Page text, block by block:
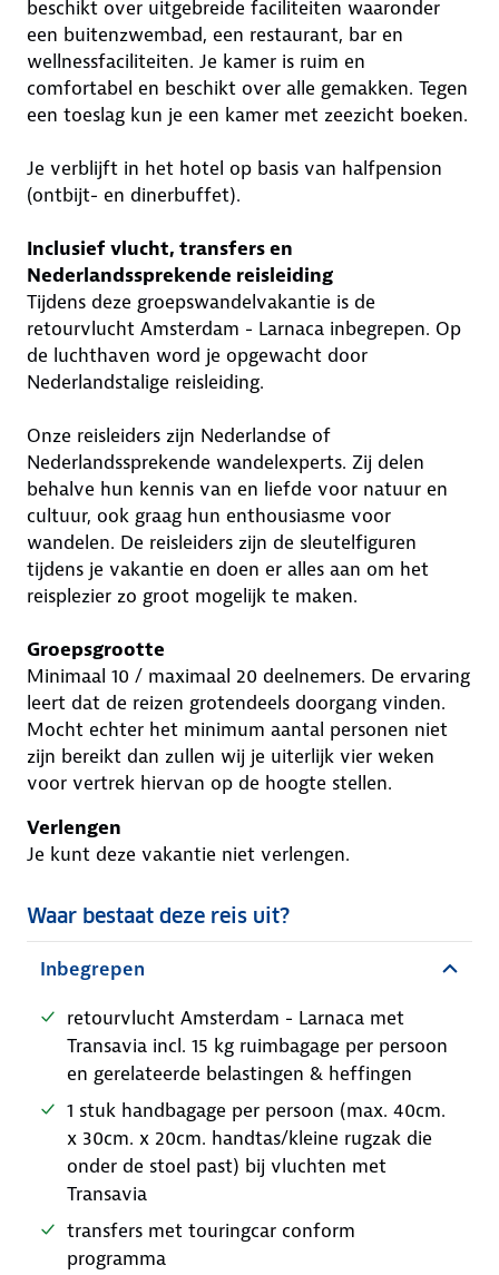
beschikt over uitgebreide faciliteiten waaronder
een buitenzwembad, een restaurant, bar en
wellnessfaciliteiten. Je kamer is ruim en
comfortabel en beschikt over alle gemakken. Tegen
een toeslag kun je een kamer met zeezicht boeken.
Je verblijft in het hotel op basis van halfpension
(ontbijt- en dinerbuffet).
Inclusief vlucht, transfers en
Nederlandssprekende reisleiding
Tijdens deze groepswandelvakantie is de
retourvlucht Amsterdam - Larnaca inbegrepen. Op
de luchthaven word je opgewacht door
Nederlandstalige reisleiding.
Onze reisleiders zijn Nederlandse of
Nederlandssprekende wandelexperts. Zij delen
behalve hun kennis van en liefde voor natuur en
cultuur, ook graag hun enthousiasme voor
wandelen. De reisleiders zijn de sleutelfiguren
tijdens je vakantie en doen er alles aan om het
reisplezier zo groot mogelijk te maken.
Groepsgrootte
Minimaal 10 / maximaal 20 deelnemers. De ervaring
leert dat de reizen grotendeels doorgang vinden.
Mocht echter het minimum aantal personen niet
zijn bereikt dan zullen wij je uiterlijk vier weken
voor vertrek hiervan op de hoogte stellen.
Verlengen
Je kunt deze vakantie niet verlengen.
Waar bestaat deze reis uit?
Inbegrepen
retourvlucht Amsterdam - Larnaca met
Transavia incl. 15 kg ruimbagage per persoon
en gerelateerde belastingen & heffingen
1 stuk handbagage per persoon (max. 40cm.
x 30cm. x 20cm. handtas/kleine rugzak die
onder de stoel past) bij vluchten met
Transavia
transfers met touringcar conform
programma